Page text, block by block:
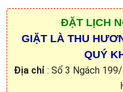
ĐẶT LỊCH
GIẶT LÀ THU
QUÝ
Địa chỉ : Số 3 Ngách